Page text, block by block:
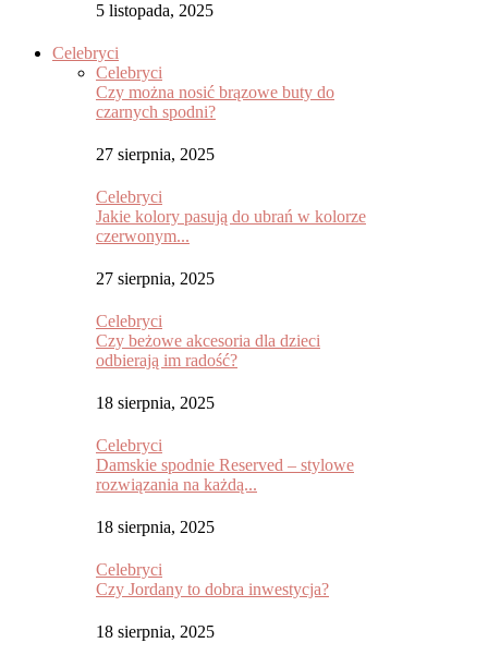
5 listopada, 2025
Celebryci
Celebryci
Czy można nosić brązowe buty do
czarnych spodni?
27 sierpnia, 2025
Celebryci
Jakie kolory pasują do ubrań w kolorze
czerwonym...
27 sierpnia, 2025
Celebryci
Czy beżowe akcesoria dla dzieci
odbierają im radość?
18 sierpnia, 2025
Celebryci
Damskie spodnie Reserved – stylowe
rozwiązania na każdą...
18 sierpnia, 2025
Celebryci
Czy Jordany to dobra inwestycja?
18 sierpnia, 2025